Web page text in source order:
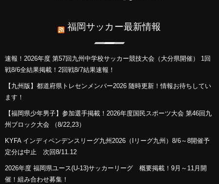
福岡サッカー最新情報
速報！2026年度 第57回九州中学校サッカー競技大会（大分県開催） 1回
戦8/6全結果掲載！2回戦8/7結果速報！
【九州版】都道府県トレセンメンバー2026 随時更新！情報お待ちしてい
ます！
【福岡県少年男子】参加選手掲載！2026年度国民スポーツ大会 第46回九
州ブロック大会 （8/22,23）
KYFA インディペンデンスリーグ九州2026（Iリーグ九州）8/6～8開催予
定分は中止 次回8/11.12
2026年度 福岡県ユース(U-13)サッカーリーグ 概要掲載！9月～11月開
催！組み合わせ募集！